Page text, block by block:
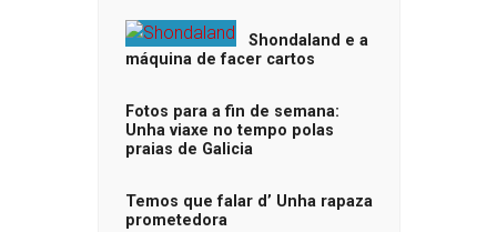
Shondaland e a
máquina de facer cartos
Fotos para a fin de semana:
Unha viaxe no tempo polas
praias de Galicia
Temos que falar d’ Unha rapaza
prometedora